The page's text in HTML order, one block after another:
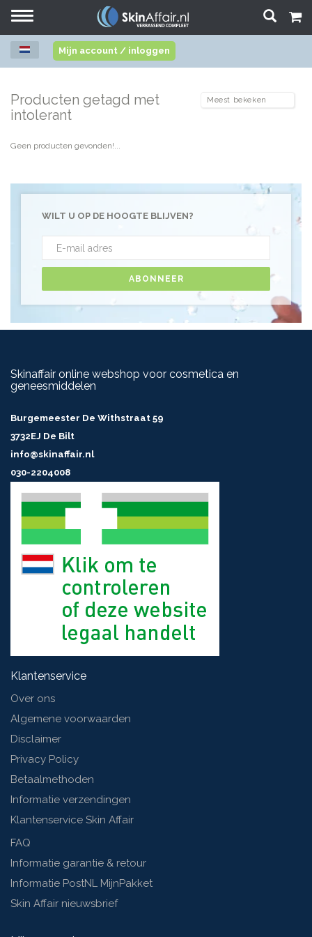
Toggle
Mijn account / inloggen
Producten getagd met
intolerant
Geen producten gevonden!...
WILT U OP DE HOOGTE BLIJVEN?
ABONNEER
Skinaffair online webshop voor cosmetica en
geneesmiddelen
Burgemeester De Withstraat 59
3732EJ De Bilt
info@skinaffair.nl
030-2204008
Klantenservice
Over ons
Algemene voorwaarden
Disclaimer
Privacy Policy
Betaalmethoden
Informatie verzendingen
Klantenservice Skin Affair
FAQ
Informatie garantie & retour
Informatie PostNL MijnPakket
Skin Affair nieuwsbrief